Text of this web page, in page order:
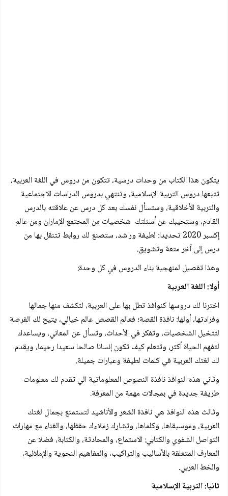
يتكون هذا الكتاب من وحدات درسية، تتكون من دروس في اللغة العربية،
تتبعها دروس التربية الإسلامية، وتنتهي بدروس الدراسات الاجتماعية
والتربية الأخلاقية، وستسأل نفسك بعد كل درس عن علاقته بالدرس
القادم، وستحيبك عن أسئلتك شخصيات من المحتمع الإماران ومن عالم
إكسبر 2020 تحديدا: لطيفة وراشد، ستصنع لك روابط تتنقل بها من
درس إلى آخر متعة وتشويق.
وهذا تفصيل لمنهجية بناء الدروس في كل وحدة:
أولا: اللغة العربية
اخترنا لك دروسها كنوافذ تطل بها على العربية، لتكشف منها جمالها
وفرادتها، أولها: نافذة القصة؛ فعالم القصص عالم خيالي، يتيح لك الفرصة
لتتخيل الشخصيات، وتفكر في الأحداث، وتسأل عن المعاني، ويساعدك
لتفهم الحياة أكثر، وتتعلم كيف تكون إنسانا صالحا سعيدا رحيما، ويقدم
لك لغتك العربية في كلمات لطيفة وعبارات جميلة.
وثاني هذه النوافذ نافذة النصوص المعلوماتية الي تقدم لك معلومات
طريفة جديدة في بمجالات مهمة من المعرفة.
وثالث هذه النوافذ هي نافذة الشعر والأناشيد لتستمتع بجمال لغتك
العربية، وموسيقاها، وكلماها، وتشارك زملاءك حفظها، والغناء مع مهارات
التواصل الشفوي والكتابي: الاستماع، والمحادثة، والكتابة، فضلا عن
المعارف المتعلقة بالأساليب والتراكيب، والمفاهيم النحوية والإملائية،
والخط العربي.
ثانيا: التربية الإسلامية